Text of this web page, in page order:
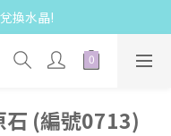
換水晶!
石 (編號0713)